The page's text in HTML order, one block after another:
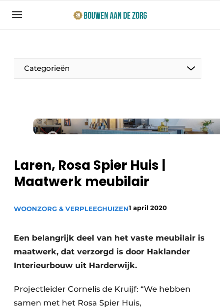
Aanmelden
Bedrijven
Bouwen aan de Zorg | Vakblad over bouw en
Direct contact
Jaarboek
Jubileumboek
Nieuwsbrief
Privacy / Cookie statement
Vacature aanmelden
Video’s
Categorieën
Productinformatie
Ziekenhuizen
Woonzorg & Verpleeghuizen
Laboratoria
Laren, Rosa Spier Huis |
Maatwerk meubilair
WOONZORG & VERPLEEGHUIZEN1 april 2020
Een belangrijk deel van het vaste meubilair is
maatwerk, dat verzorgd is door Haklander
Interieurbouw uit Harderwijk.
Projectleider Cornelis de Kruijf: “We hebben
samen met het Rosa Spier Huis,